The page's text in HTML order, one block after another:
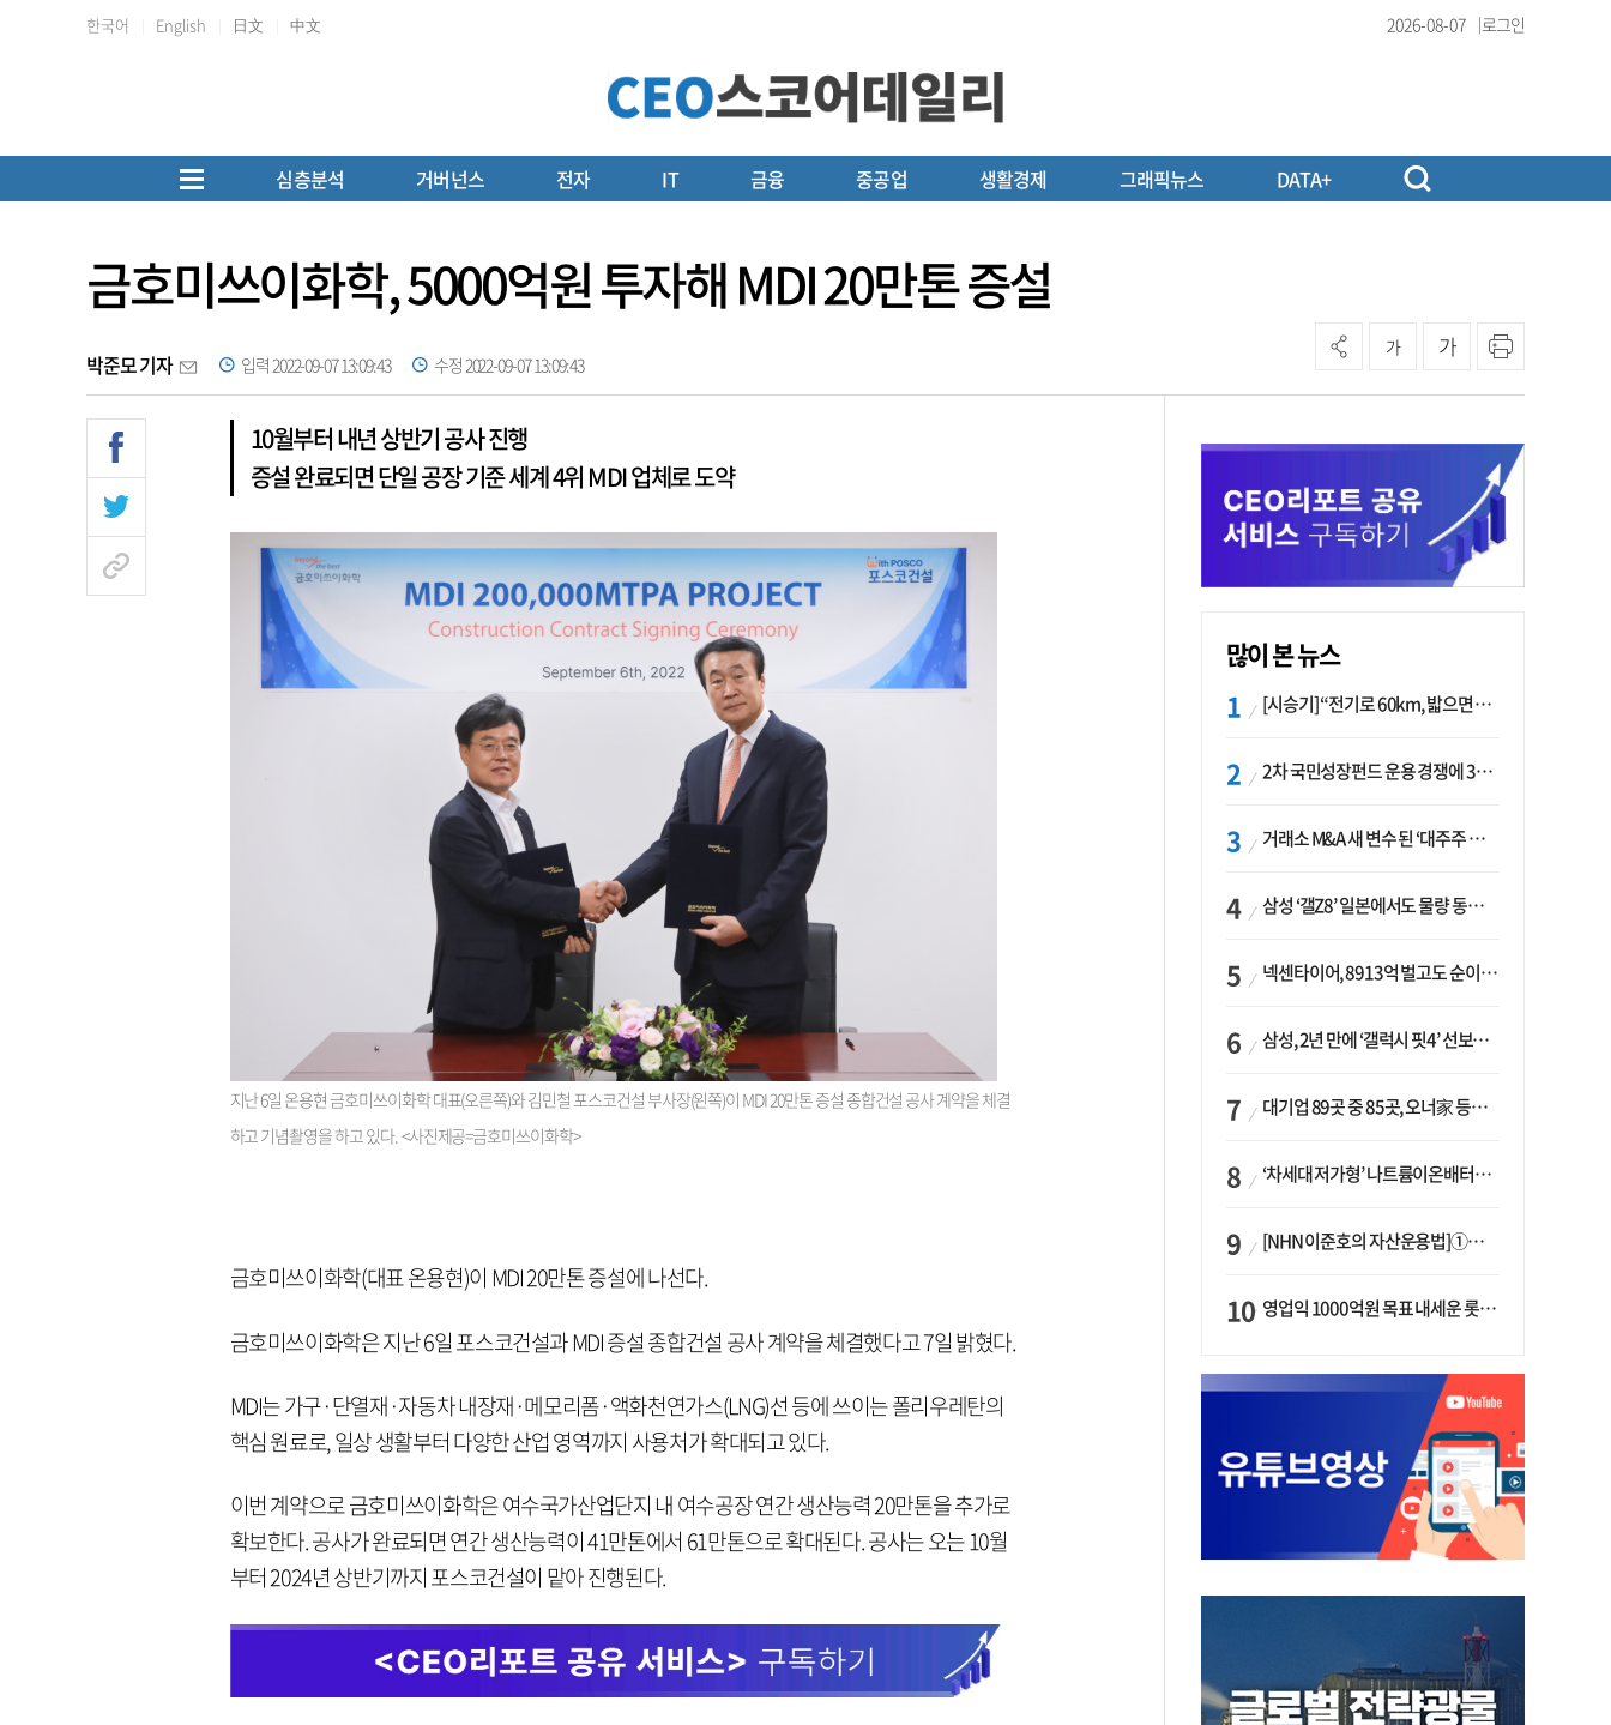
한국어 English 日文 中文 2026-08-07 로그인
심층분석 거버넌스 전자 IT 금융 중공업 생활경제 그래픽뉴스 DATA+
금호미쓰이화학, 5000억원 투자해 MDI 20만톤 증설
박준모 기자 입력 2022-09-07 13:09:43 수정 2022-09-07 13:09:43
가 가
10월부터 내년 상반기 공사 진행
증설 완료되면 단일 공장 기준 세계 4위 MDI 업체로 도약
지난 6일 온용현 금호미쓰이화학 대표(오른쪽)와 김민철 포스코건설 부사장(왼쪽)이 MDI 20만톤 증설 종합건설 공사 계약을 체결
하고 기념촬영을 하고 있다. <사진제공=금호미쓰이화학>
금호미쓰이화학(대표 온용현)이 MDI 20만톤 증설에 나선다.
금호미쓰이화학은 지난 6일 포스코건설과 MDI 증설 종합건설 공사 계약을 체결했다고 7일 밝혔다.
MDI는 가구·단열재·자동차 내장재·메모리폼·액화천연가스(LNG)선 등에 쓰이는 폴리우레탄의
핵심 원료로, 일상 생활부터 다양한 산업 영역까지 사용처가 확대되고 있다.
이번 계약으로 금호미쓰이화학은 여수국가산업단지 내 여수공장 연간 생산능력 20만톤을 추가로
확보한다. 공사가 완료되면 연간 생산능력이 41만톤에서 61만톤으로 확대된다. 공사는 오는 10월
부터 2024년 상반기까지 포스코건설이 맡아 진행된다.
많이 본 뉴스
[시승기] “전기로 60km, 밟으면 462마력”…볼보 XC60 T8의 두 얼굴
2차 국민성장펀드 운용 경쟁에 33개사 몰렸다…신한·하나 등 새 얼굴 대거 합류
거래소 M&A 새 변수 된 ‘대주주 심사’…네이버·두나무 결합도 영향권
삼성 ‘갤Z8’ 일본에서도 물량 동났다…애플 참전 앞두고 선두 수성 ‘시험대’
넥센타이어, 8913억 벌고도 순이익 2억…유럽 세부담에 이익 증발
삼성, 2년 만에 ‘갤럭시 핏4’ 선보이나…웨어러블 생태계 확장 ‘시동’
대기업 89곳 중 85곳, 오너家 등기임원 겸직…BS 46곳·SM 45곳 ‘족벌경영’ 고착화
‘차세대 저가형’ 나트륨이온배터리 시대 오나…LG화학·에코프로, 상용화 속도낸다
[NHN 이준호의 자산운용법]①이니시오·JLC ‘부동산’-JLC파트너스 ‘투자’…“부동산 담보대출로 투자재원 확보”
영업익 1000억원 목표 내세운 롯데마트…하반기 ‘오카도’ 시험대